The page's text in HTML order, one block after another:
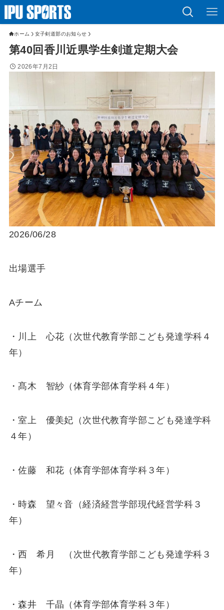
ホーム 女子剣道部のお知らせ
第40回香川近県学生剣道定期大会
2026年7月2日
2026/06/28
出場選手
Aチーム
・川上 心花（次世代教育学部こども発達学科４
年）
・髙木 智紗（体育学部体育学科４年）
・室上 優美妃（次世代教育学部こども発達学科
４年）
・佐藤 和花（体育学部体育学科３年）
・時森 望々音（経済経営学部現代経営学科３
年）
・西 希月 （次世代教育学部こども発達学科３
年）
・森井 千晶（体育学部体育学科３年）